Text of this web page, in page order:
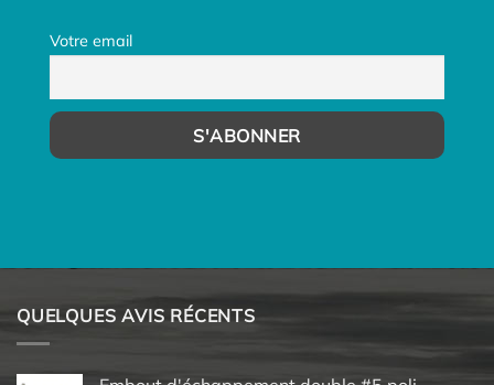
Votre email
QUELQUES AVIS RÉCENTS